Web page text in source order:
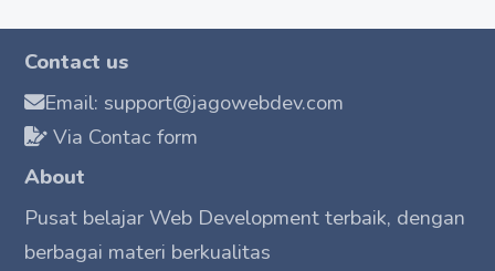
Contact us
Email: support@jagowebdev.com
Via Contac form
About
Pusat belajar Web Development terbaik, dengan
berbagai materi berkualitas